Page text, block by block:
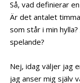
Så, vad definierar
Är det antalet
som står i min
spelande?
Nej, idag väljer jag
jag anser mig själv